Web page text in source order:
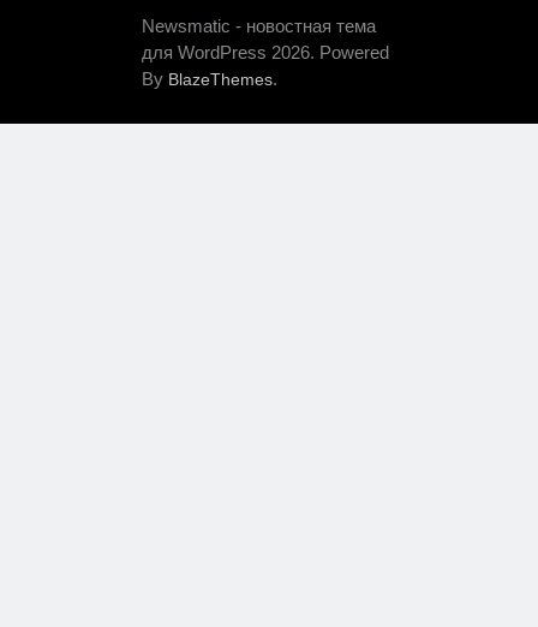
Newsmatic - новостная тема
для WordPress 2026. Powered
By BlazeThemes.